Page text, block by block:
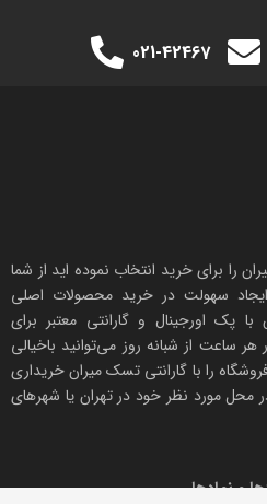
021-42467
را برای خرید انتخاب نموده اید از شما
ایجاد سهولت در خرید محصولات اصلی
با پک اورجینال وگارانتی معتبر برای
ساعت از شبانه روز می‌توانید باخیالی
را با گارانتی تسک میرانخریداری
محل مورد نظر خود در تهران یا شهرهای
و نمادها